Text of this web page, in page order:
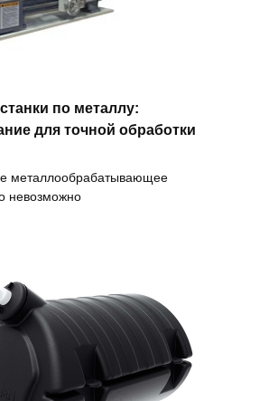
по металлу:
для точной обработки
металлообрабатывающее
невозможно